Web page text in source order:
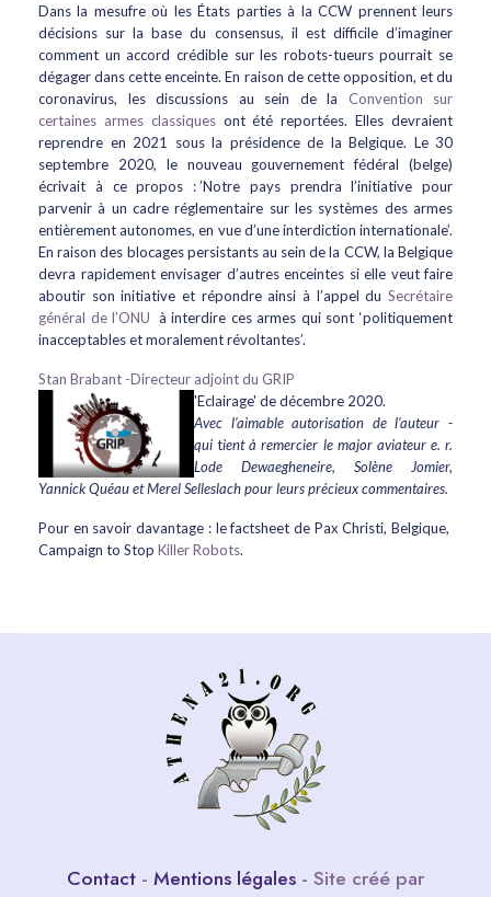
Dans la mesufre où les États parties à la CCW prennent leurs
décisions sur la base du consensus, il est difficile d’imaginer
comment un accord crédible sur les robots-tueurs pourrait se
dégager dans cette enceinte. En raison de cette opposition, et du
coronavirus, les discussions au sein de la Convention sur
certaines armes classiquesont été reportées. Elles devraient
reprendre en 2021 sous la présidence de la Belgique. Le 30
septembre 2020, le nouveau gouvernement fédéral (belge)
écrivait à ce propos : ’Notre pays prendra l’initiative pour
parvenir à un cadre réglementaire sur les systèmes des armes
entièrement autonomes, en vue d’une interdiction internationale’.
En raison des blocages persistants au sein de la CCW, la Belgique
devra rapidement envisager d’autres enceintes si elle veut faire
aboutir son initiative et répondre ainsi à l’appel du Secrétaire
général de l’ONU à interdire ces armes qui sont ‘politiquement
inacceptables et moralement révoltantes’.
Stan Brabant -Directeur adjoint du GRIP
'Eclairage' de décembre 2020.
Avec l’aimable autorisation de l’auteur -
quitient à remercier le major aviateur e. r.
Lode Dewaegheneire, Solène Jomier,
Yannick Quéau et Merel Selleslach pour leurs précieux commentaires.
Pour en savoir davantage : le factsheet de Pax Christi, Belgique,
Campaign to Stop Killer Robots.
Contact - Mentions légales - Site créé par